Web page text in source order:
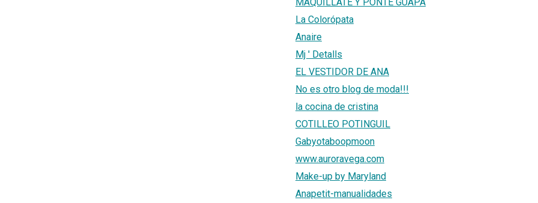
La Colorópata
Anaire
Mj ' Detalls
EL VESTIDOR DE ANA
No es otro blog de moda!!!
la cocina de cristina
COTILLEO POTINGUIL
Gabyotaboopmoon
www.auroravega.com
Make-up by Maryland
Anapetit-manualidades